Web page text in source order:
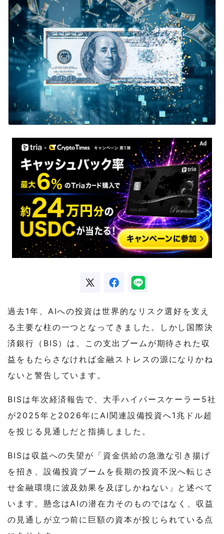
過去1年、AIへの投資は世界的なリスク選好を支え
る主要な柱の一つとなってきました。しかし国際決
済銀行（BIS）は、この支出ブームが期待された収
益をもたらさなければ金融ストレスの源になりかね
ないと警告しています。
BISは年次経済報告で、大手ハイパースケーラー5社
が2025年と2026年にAI関連設備投資へ1兆ドル超
を投じる見通しだと指摘しました。
BISは収益への失望が「資金供給の急激な引き揚げ
を招き、設備投資ブームを長期の投資不況へ転じさ
せ金融環境に波及効果を及ぼしかねない」と述べて
います。懸念はAIの潜在力そのものではなく、収益
の見通しが立つ前に巨額の資本が投じられている点